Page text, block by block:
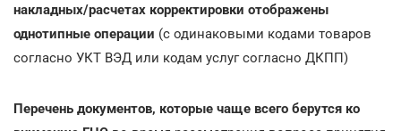
накладных/расчетах корректировки отображены
однотипные операции (с одинаковыми кодами товаров
согласно УКТ ВЭД или кодам услуг согласно ДКПП)
Перечень документов, которые чаще всего берутся ко